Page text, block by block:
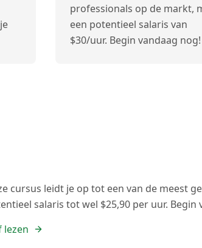
professionals op de markt,
een potentieel salaris van
$30/uur. Begin vandaag nog!
cursus leidt je op tot een van de meest
salaris tot wel $25,90 per uur. Begin
lezen